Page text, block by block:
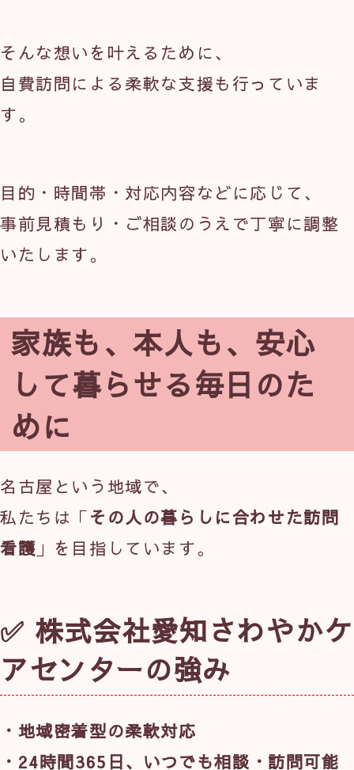
そんな想いを叶えるために、
自費訪問による柔軟な支援も行っていま
す。
目的・時間帯・対応内容などに応じて、
事前見積もり・ご相談のうえで丁寧に調整
いたします。
家族も、本人も、安心
して暮らせる毎日のた
めに
名古屋という地域で、
私たちは「その人の暮らしに合わせた訪問
看護 」を目指しています。
✅ 株式会社愛知さわやかケ
アセンターの強み
・地域密着型の柔軟対応
・24時間365日、いつでも相談・訪問可能